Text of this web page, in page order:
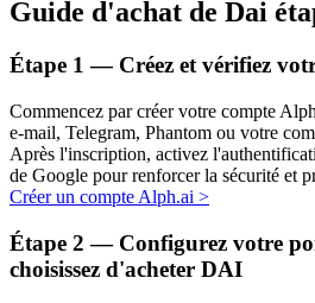
Investissement automobile
Obtenez des bénéfices à long
Guide d'achat de Dai
Étape 1 — Créez et vérifiez
Commencez par créer votre compte
e-mail, Telegram, Phantom ou votre
Après l'inscription, activez
de Google pour renforcer la sécurité et
Créer un compte Alph.ai >
Étape 2 — Configurez votre
choisissez d'acheter DAI